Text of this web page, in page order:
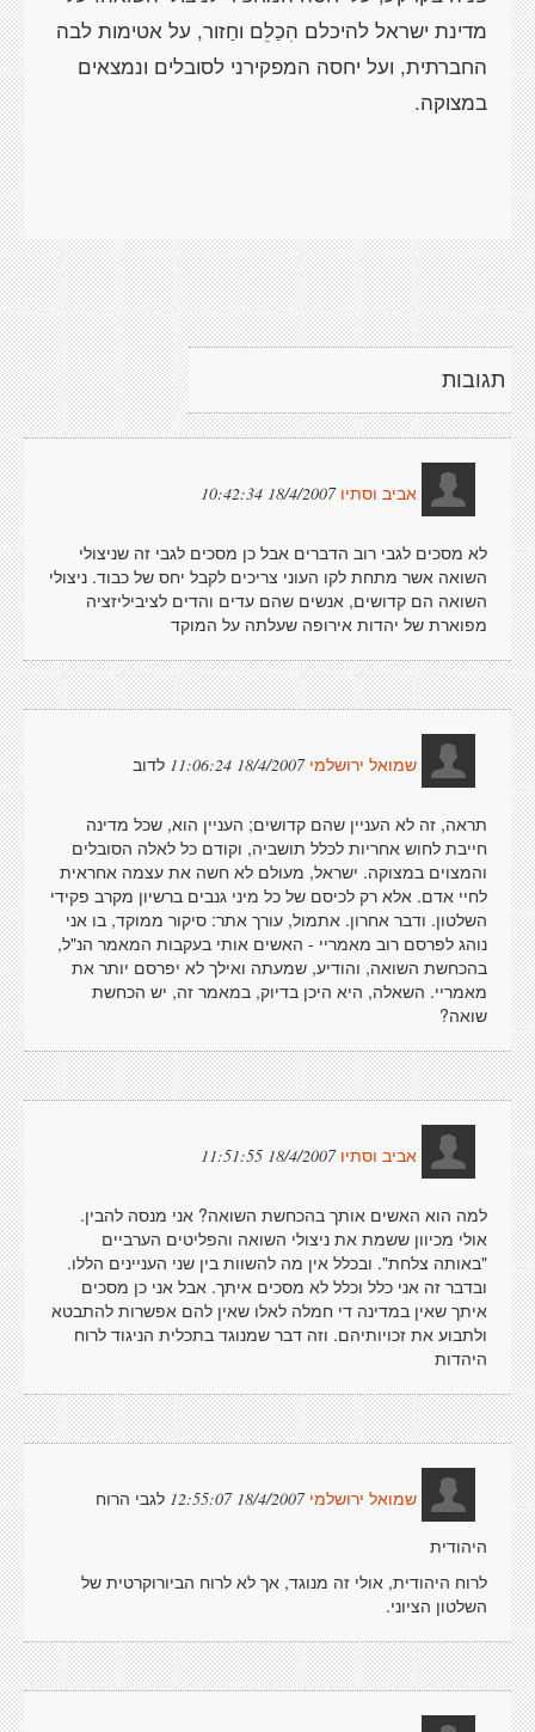
מדינת ישראל להיכלם הִכַלֵם וחַזור, על אטימות לבה
החברתית, ועל יחסה המפקירני לסובלים ונמצאים
במצוקה.
תגובות
אביב וסתיו 18/4/2007 10:42:34
לא מסכים לגבי רוב הדברים אבל כן מסכים לגבי זה שניצולי
השואה אשר מתחת לקו העוני צריכים לקבל יחס של כבוד. ניצולי
השואה הם קדושים, אנשים שהם עדים והדים לציביליזציה
מפוארת של יהדות אירופה שעלתה על המוקד
שמואל ירושלמי 18/4/2007 11:06:24 לדוב
תראה, זה לא העניין שהם קדושים; העניין הוא, שכל מדינה
חייבת לחוש אחריות לכלל תושביה, וקודם כל לאלה הסובלים
והמצוים במצוקה. ישראל, מעולם לא חשה את עצמה אחראית
לחיי אדם. אלא רק לכיסם של כל מיני גנבים ברשיון מקרב פקידי
השלטון. ודבר אחרון. אתמול, עורך אתר: סיקור ממוקד, בו אני
נוהג לפרסם רוב מאמריי - האשים אותי בעקבות המאמר הנ"ל,
בהכחשת השואה, והודיע, שמעתה ואילך לא יפרסם יותר את
מאמריי. השאלה, היא היכן בדיוק, במאמר זה, יש הכחשת
שואה?
אביב וסתיו 18/4/2007 11:51:55
למה הוא האשים אותך בהכחשת השואה? אני מנסה להבין.
אולי מכיוון ששמת את ניצולי השואה והפליטים הערביים
"באותה צלחת". ובכלל אין מה להשוות בין שני העניינים הללו.
ובדבר זה אני כלל וכלל לא מסכים איתך. אבל אני כן מסכים
איתך שאין במדינה די חמלה לאלו שאין להם אפשרות להתבטא
ולתבוע את זכויותיהם. וזה דבר שמנוגד בתכלית הניגוד לרוח
היהדות
שמואל ירושלמי 18/4/2007 12:55:07
לגבי הרוח
היהודית
לרוח היהודית, אולי זה מנוגד, אך לא לרוח הביורוקרטית של
השלטון הציוני.